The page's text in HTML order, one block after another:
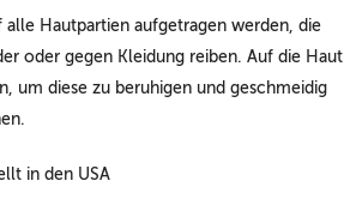
alle Hautpartien aufgetragen werden, die
oder gegen Kleidung reiben. Auf die Haut
um diese zu beruhigen und geschmeidig
in den USA